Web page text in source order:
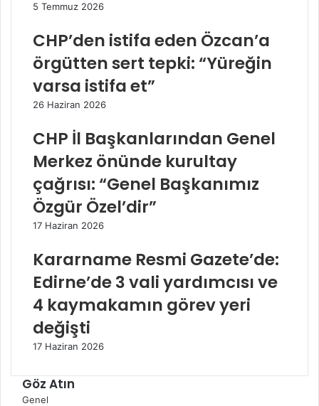
5 Temmuz 2026
CHP’den istifa eden Özcan’a
örgütten sert tepki: “Yüreğin
varsa istifa et”
26 Haziran 2026
CHP İl Başkanlarından Genel
Merkez önünde kurultay
çağrısı: “Genel Başkanımız
Özgür Özel’dir”
17 Haziran 2026
Kararname Resmi Gazete’de:
Edirne’de 3 vali yardımcısı ve
4 kaymakamın görev yeri
değişti
17 Haziran 2026
Göz Atın
Kapalı
Genel